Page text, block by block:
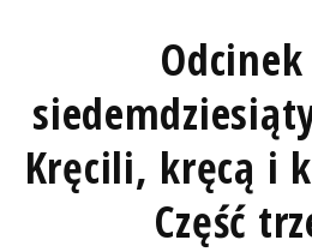
Kręcili, kręcą i
Część